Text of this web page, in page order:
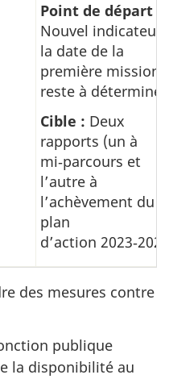
Point de départ
Nouvel indicateur;
la date de la
première mission
reste à
Cible : Deux
rapports (un à
mi‑parcours et
l’autre à
l’achèvement du
plan
d’action
des mesures contre
publique
la disponibilité au